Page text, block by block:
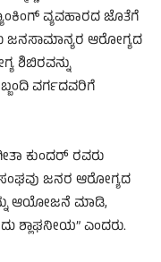
ವ್ಯವಹಾರದ ಜೊತೆಗೆ
ಜನಸಾಮಾನ್ಯರ ಆರೋಗ್ಯದ
ಶಿಬಿರವನ್ನು
ವರ್ಗದವರಿಗೆ
ಕುಂದರ್ ರವರು
ಸಂಘವು ಜನರ ಆರೋಗ್ಯದ
ಆಯೋಜನೆ ಮಾಡಿ,
ಶ್ಲಾಘನೀಯ” ಎಂದರು.